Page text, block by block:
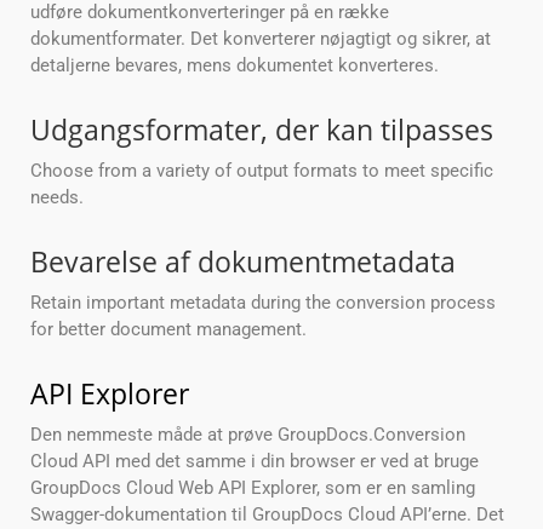
udføre dokumentkonverteringer på en række
dokumentformater. Det konverterer nøjagtigt og sikrer, at
detaljerne bevares, mens dokumentet konverteres.
Udgangsformater, der kan tilpasses
Choose from a variety of output formats to meet specific
needs.
Bevarelse af dokumentmetadata
Retain important metadata during the conversion process
for better document management.
API Explorer
Den nemmeste måde at prøve GroupDocs.Conversion
Cloud API med det samme i din browser er ved at bruge
GroupDocs Cloud Web API Explorer, som er en samling
Swagger-dokumentation til GroupDocs Cloud API’erne. Det